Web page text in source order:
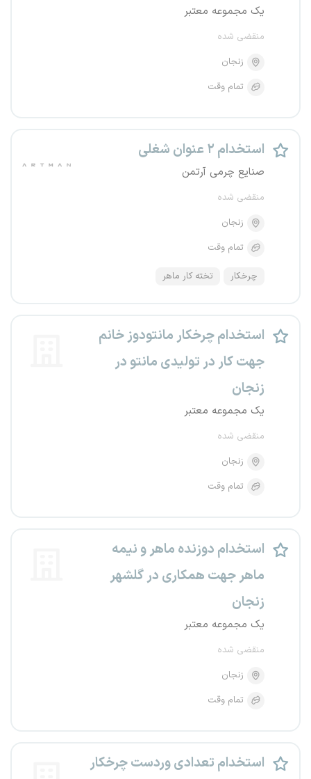
یک مجموعه معتبر
منقضی شده
زنجان
تمام وقت
استخدام ۲ عنوان شغلی
صنایع چرمی آرتمن
منقضی شده
زنجان
تمام وقت
چرخکار تخته کار ماهر
استخدام چرخکار مانتودوز خانم
جهت کار در تولیدی مانتو در
زنجان
یک مجموعه معتبر
منقضی شده
زنجان
تمام وقت
استخدام دوزنده ماهر و نیمه
ماهر جهت همکاری در گلشهر
زنجان
یک مجموعه معتبر
منقضی شده
زنجان
تمام وقت
استخدام تعدادی وردست چرخکار